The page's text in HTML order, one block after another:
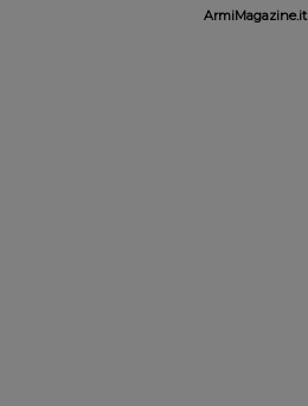
ArmiMagazine.it